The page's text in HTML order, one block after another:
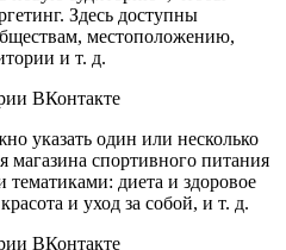
Здесь доступны
местоположению,
и т. д.
указать один или несколько
магазина спортивного питания
тематиками: диета и здоровое
и уход за собой, и т. д.